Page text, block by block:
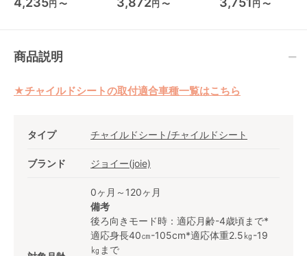
円 〜 円 〜 円 〜
商品説明
★チャイルドシートの取付適合車種一覧はこちら
タイプ チャイルドシート/チャイルドシート
ブランド ジョイー(joie)
0ヶ月～120ヶ月
備考
後ろ向きモード時：適応月齢-4歳頃まで*
適応身長40㎝-105cm*適応体重2.5㎏-19
㎏まで